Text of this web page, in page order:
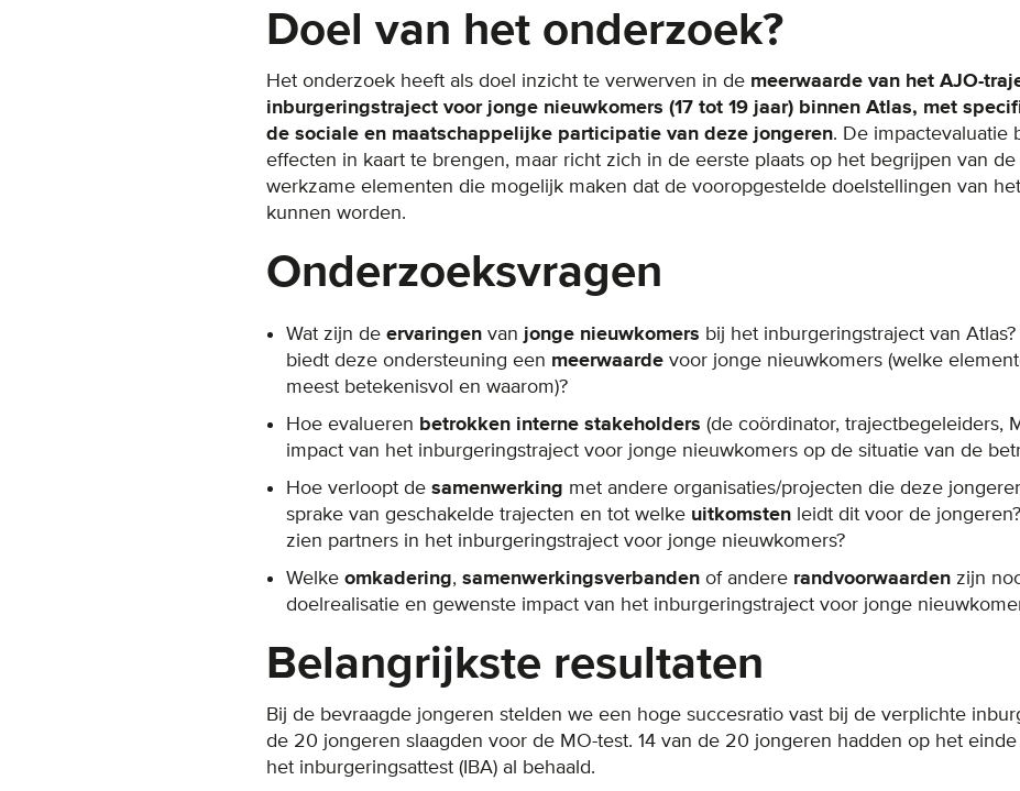
Doel van het onderzoek?
Het onderzoek heeft als doel inzicht te verwerven in de meerwaarde van het AJO-
inburgeringstraject voor jonge nieuwkomers (17 tot 19 jaar) binnen Atlas, met
de sociale en maatschappelijke participatie van deze jongeren. De impactevaluatie
effecten in kaart te brengen, maar richt zich in de eerste plaats op het begrijpen van
werkzame elementen die mogelijk maken dat de vooropgestelde doelstellingen van
kunnen worden.
Onderzoeksvragen
Wat zijn de ervaringen van jonge nieuwkomers bij het inburgeringstraject van
biedt deze ondersteuning een meerwaarde voor jonge nieuwkomers (welke
meest betekenisvol en waarom)?
Hoe evalueren betrokken interne stakeholders (de coördinator, trajectbegeleiders,
impact van het inburgeringstraject voor jonge nieuwkomers op de situatie van de
Hoe verloopt de samenwerking met andere organisaties/projecten die deze
sprake van geschakelde trajecten en tot welke uitkomsten leidt dit voor de
zien partners in het inburgeringstraject voor jonge nieuwkomers?
Welke omkadering, samenwerkingsverbanden of andere randvoorwaarden zijn
doelrealisatie en gewenste impact van het inburgeringstraject voor jonge
Belangrijkste resultaten
Bij de bevraagde jongeren stelden we een hoge succesratio vast bij de verplichte
de 20 jongeren slaagden voor de MO-test. 14 van de 20 jongeren hadden op het
het inburgeringsattest (IBA) al behaald.